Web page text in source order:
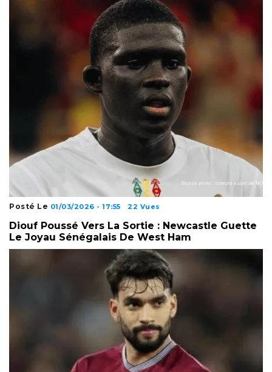
Posté Le 01/03/2026 - 17:55 22 Vues
Diouf Poussé Vers La Sortie : Newcastle Guette
Le Joyau Sénégalais De West Ham